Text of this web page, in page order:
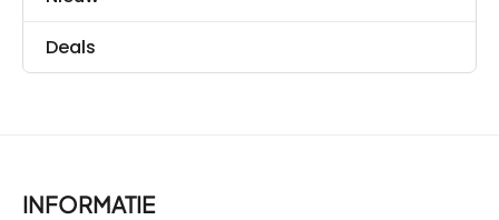
Deals
INFORMATIE